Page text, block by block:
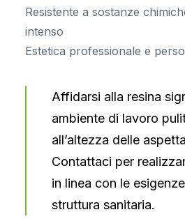
Resistente a sostanze
intenso
Estetica professionale e
Affidarsi alla resina
ambiente di lavoro
all’altezza delle
Contattaci per
in linea con le
struttura sanitaria.